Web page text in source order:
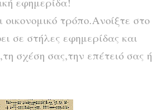
τρόπο.Ανοίξτε στο
σε στήλες εφημερίδας και
σχέση σας,την επέτειό σας ή